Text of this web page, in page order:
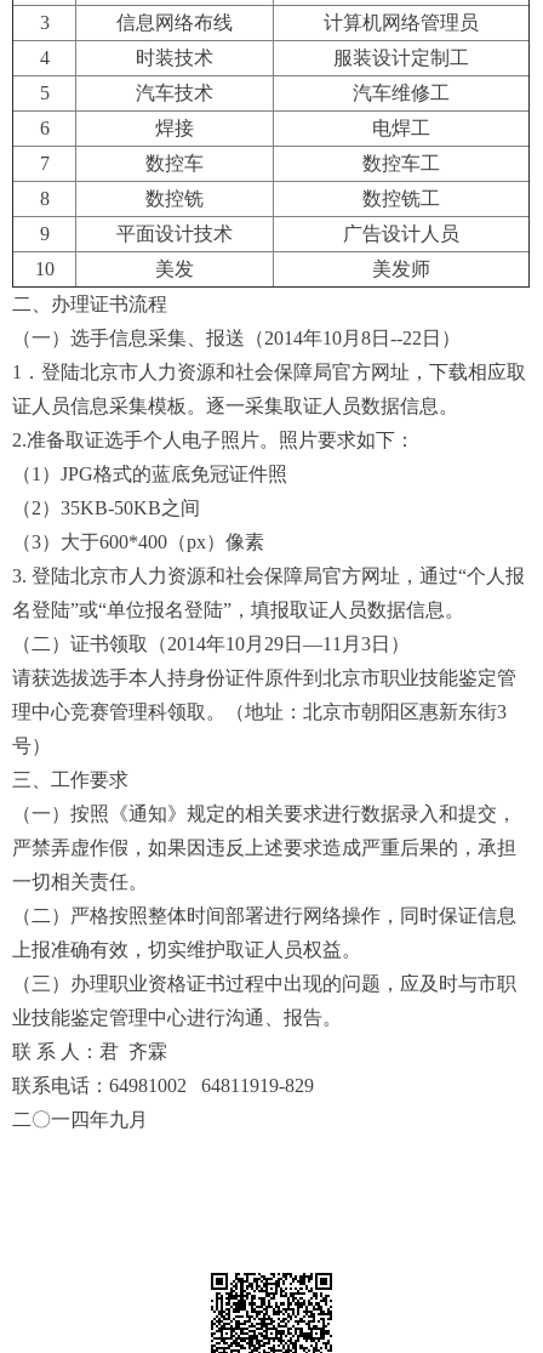
3
信息网络布线
计算机网络管理员
4
时装技术
服装设计定制工
5
汽车技术
汽车维修工
6
焊接
电焊工
7
数控车
数控车工
8
数控铣
数控铣工
9
平面设计技术
广告设计人员
10
美发
美发师
二、办理证书流程
（一）选手信息采集、报送（2014年10月8日--22日）
1．登陆北京市人力资源和社会保障局官方网址，下载相应取
证人员信息采集模板。逐一采集取证人员数据信息。
2.准备取证选手个人电子照片。照片要求如下：
（1）JPG格式的蓝底免冠证件照
（2）35KB-50KB之间
（3）大于600*400（px）像素
3. 登陆北京市人力资源和社会保障局官方网址，通过“个人报
名登陆”或“单位报名登陆”，填报取证人员数据信息。
（二）证书领取（2014年10月29日—11月3日）
请获选拔选手本人持身份证件原件到北京市职业技能鉴定管
理中心竞赛管理科领取。（地址：北京市朝阳区惠新东街3
号）
三、工作要求
（一）按照《通知》规定的相关要求进行数据录入和提交，
严禁弄虚作假，如果因违反上述要求造成严重后果的，承担
一切相关责任。
（二）严格按照整体时间部署进行网络操作，同时保证信息
上报准确有效，切实维护取证人员权益。
（三）办理职业资格证书过程中出现的问题，应及时与市职
业技能鉴定管理中心进行沟通、报告。
联 系 人：君 齐霖
联系电话：64981002 64811919-829
二〇一四年九月